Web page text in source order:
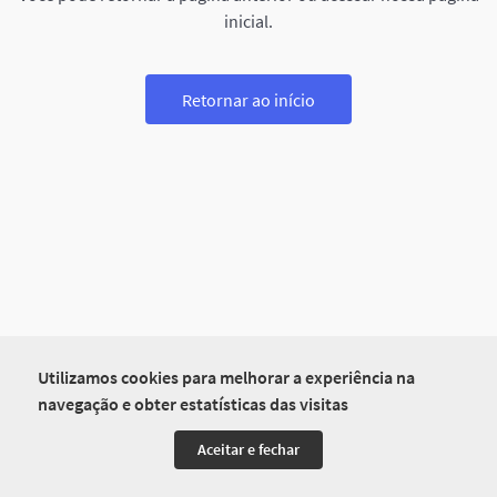
Utilizamos cookies para melhorar a experiência na
navegação e obter estatísticas das visitas
Aceitar e fechar
inicial.
Retornar ao início